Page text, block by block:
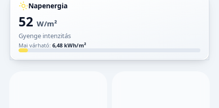
Napenergia
52 W/m²
Gyenge intenzitás
Mai várható: 6,48 kWh/m²